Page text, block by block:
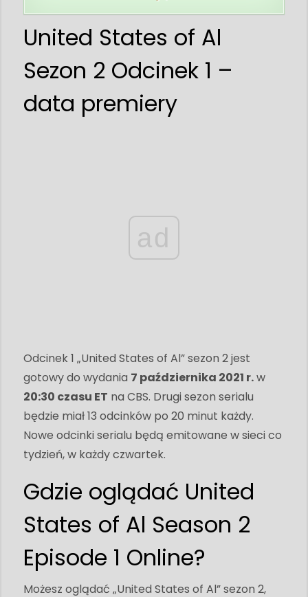
United States of Al
Sezon 2 Odcinek 1 –
data premiery
ad
Odcinek 1 „United States of Al” sezon 2 jest
gotowy do wydania 7 października 2021 r.w
20:30 czasu ET na CBS. Drugi sezon serialu
będzie miał 13 odcinków po 20 minut każdy.
Nowe odcinki serialu będą emitowane w sieci co
tydzień, w każdy czwartek.
Gdzie oglądać United
States of Al Season 2
Episode 1 Online?
Możesz oglądać „United States of Al” sezon 2,